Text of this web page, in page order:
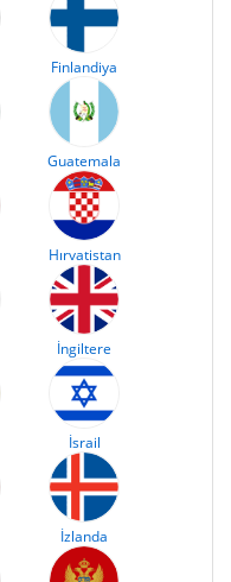
Finlandiya
Guatemala
Hırvatistan
İngiltere
İsrail
İzlanda